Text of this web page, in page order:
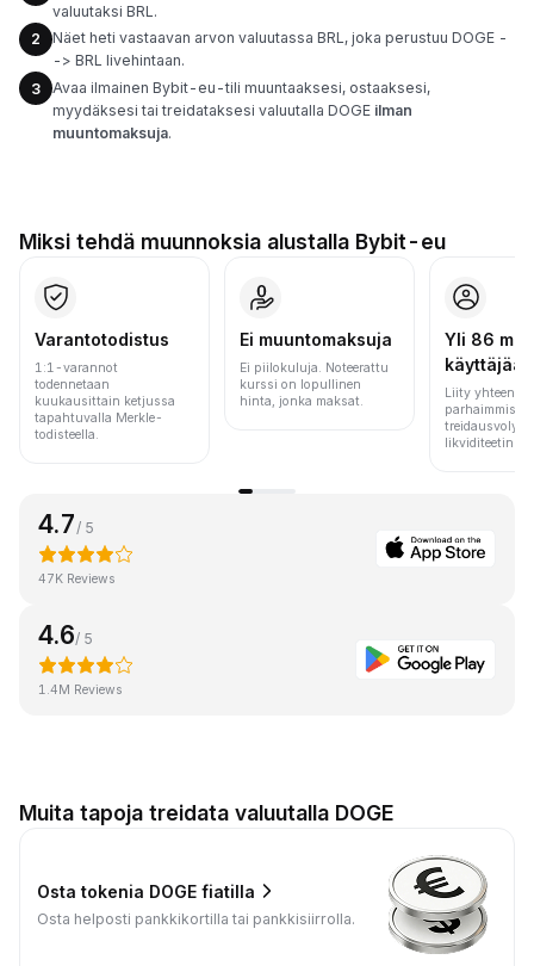
valuutaksi BRL.
2
Näet heti vastaavan arvon valuutassa BRL, joka perustuu DOGE -
-> BRL livehintaan.
3
Avaa ilmainen Bybit-eu-tili muuntaaksesi, ostaaksesi,
myydäksesi tai treidataksesi valuutalla DOGE ilman
muuntomaksuja.
Miksi tehdä muunnoksia alustalla Bybit-eu
Varantotodistus
1:1-varannot
todennetaan
kuukausittain ketjussa
tapahtuvalla Merkle-
todisteella.
Ei muuntomaksuja
Ei piilokuluja. Noteerattu
kurssi on lopullinen
hinta, jonka maksat.
Yli 86 milj.
käyttäjää
Liity yhteen
parhaimmista
likviditeetin
4.7 / 5
47K Reviews
4.6/ 5
1.4M Reviews
Muita tapoja treidata valuutalla DOGE
Osta tokenia DOGE fiatilla
Osta helposti pankkikortilla tai pankkisiirrolla.